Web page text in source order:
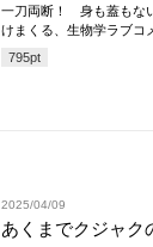
一刀両断！ 身も蓋もな
けまくる、生物学ラブコ
795pt
2025/04/09
あくまでクジャク